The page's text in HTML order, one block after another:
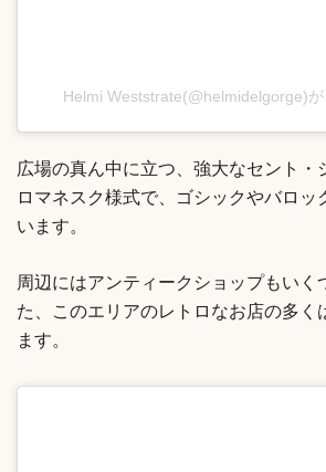
Helmi Weststrate(@helmidelgorge)
広場の真ん中に立つ、強大なセント・
ロマネスク様式で、ゴシックやバロ
います。
周辺にはアンティークショップもいく
た、このエリアのレトロなお店の多
ます。